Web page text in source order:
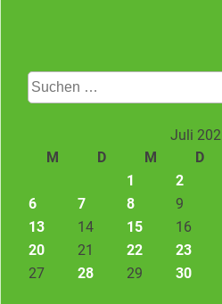
Suchen
nach:
Juli
M
D M D
1
2
6
7 8 9
13
14 15 16
20
21 22 23
27
28 29 30